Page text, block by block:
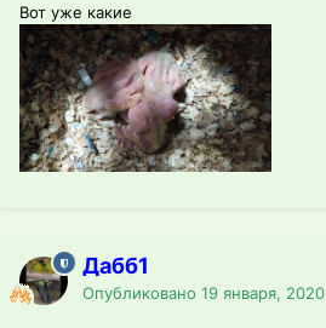
Вот уже какие
Дабб1
Опубликовано 19 января, 2020